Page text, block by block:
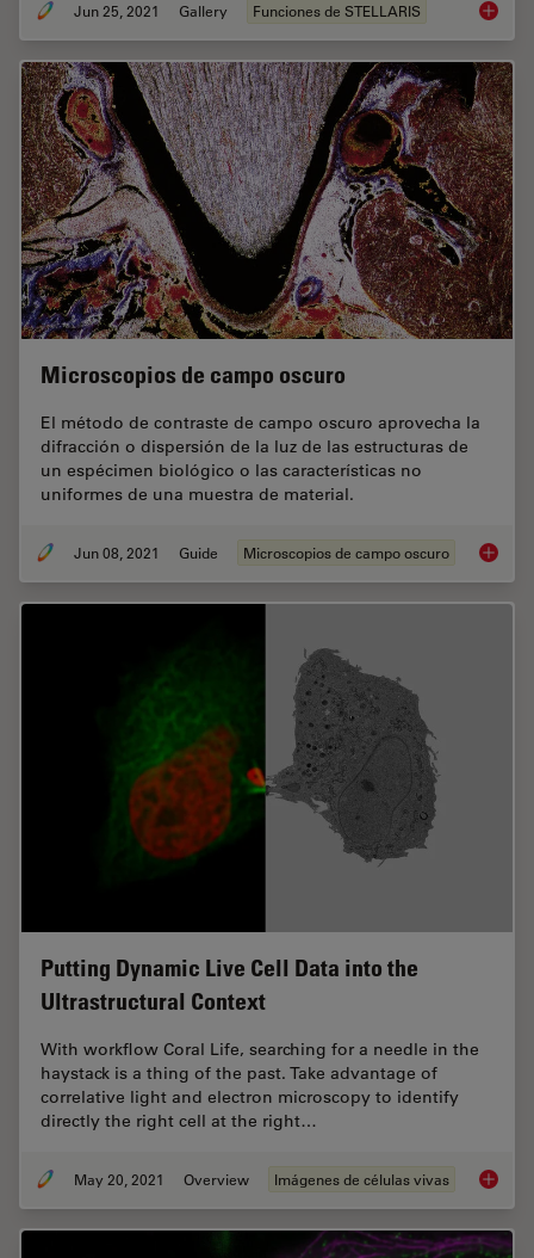
Jun 25, 2021 Gallery Funciones de STELLARIS Live
Microscopios de campo oscuro
El método de contraste de campo oscuro aprovecha la
difracción o dispersión de la luz de las estructuras de
un espécimen biológico o las características no
uniformes de una muestra de material.
Jun 08, 2021 Guide Microscopios de campo oscuro
Putting Dynamic Live Cell Data into the
Ultrastructural Context
With workflow Coral Life, searching for a needle in the
haystack is a thing of the past. Take advantage of
correlative light and electron microscopy to identify
directly the right cell at the right…
May 20, 2021 Overview Imágenes de células vivas Putting